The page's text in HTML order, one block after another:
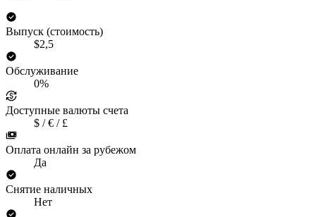
Выпуск (стоимость)
$2,5
Обслуживание
0%
Доступные валюты счета
$ / € / £
Оплата онлайн за рубежом
Да
Снятие наличных
Нет